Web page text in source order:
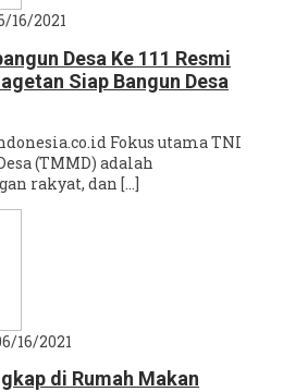
16/2021
Desa Ke 111 Resmi
Siap Bangun Desa
Fokus utama TNI
(TMMD) adalah
rakyat, dan […]
16/2021
di Rumah Makan